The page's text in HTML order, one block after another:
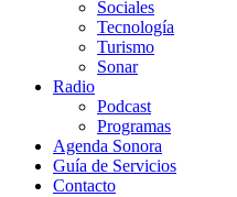
Sociales
Tecnología
Turismo
Sonar
Radio
Podcast
Programas
Agenda Sonora
Guía de Servicios
Contacto